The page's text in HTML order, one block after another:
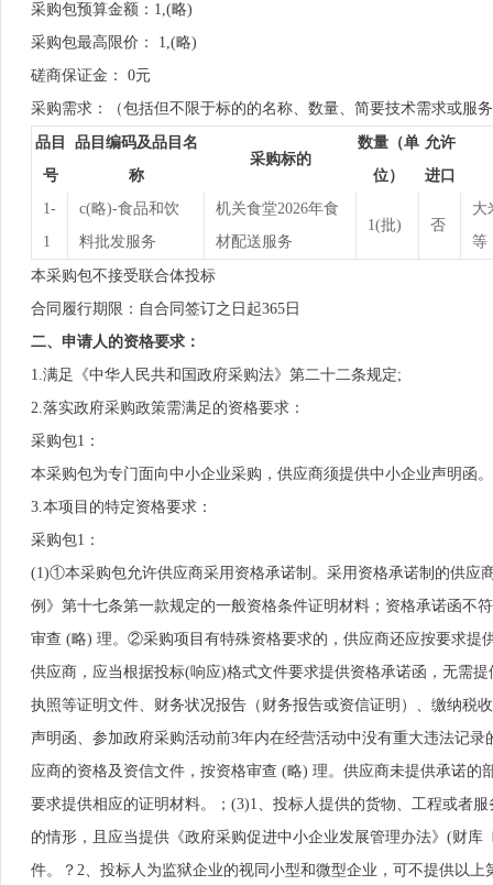
采购包预算金额：1,(略)
采购包最高限价： 1,(略)
磋商保证金： 0元
采购需求：（包括但不限于标的的名称、数量、简要技术需求或服
品目
号
品目编码及品目名
称
采购标的
数量（单
位）
允许
进口
1-
1
c(略)-食品和饮
料批发服务
机关食堂2026年食
材配送服务
1(批) 否
大
等
本采购包不接受联合体投标
合同履行期限：自合同签订之日起365日
二、申请人的资格要求：
1.满足《中华人民共和国政府采购法》第二十二条规定;
2.落实政府采购政策需满足的资格要求：
采购包1：
本采购包为专门面向中小企业采购，供应商须提供中小企业声明函
3.本项目的特定资格要求：
采购包1：
(1)①本采购包允许供应商采用资格承诺制。采用资格承诺制的供应
例》第十七条第一款规定的一般资格条件证明材料；资格承诺函不
审查 (略) 理。②采购项目有特殊资格要求的，供应商还应按要求
供应商，应当根据投标(响应)格式文件要求提供资格承诺函，无需
执照等证明文件、财务状况报告（财务报告或资信证明）、缴纳税
声明函、参加政府采购活动前3年内在经营活动中没有重大违法记
应商的资格及资信文件，按资格审查 (略) 理。供应商未提供承诺
要求提供相应的证明材料。；(3)1、投标人提供的货物、工程或者
的情形，且应当提供《政府采购促进中小企业发展管理办法》(财
件。？2、投标人为监狱企业的视同小型和微型企业，可不提供以